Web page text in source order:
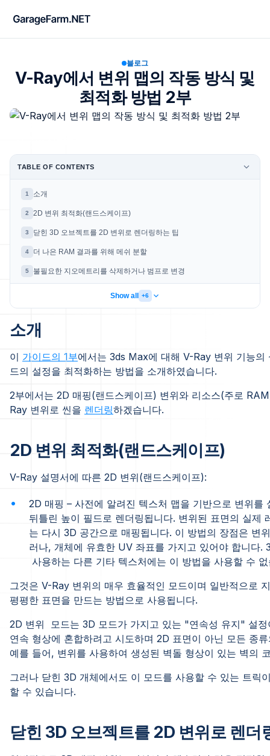
블로그
V-Ray에서 변위 맵의 작동 방식 및
최적화 방법 2부
소개
이 가이드의 1부에서는 3ds Max에 대해 V-Ray 변위 기능
드의 설정을 최적화하는 방법을 소개하였습니다.
2부에서는 2D 매핑(랜드스케이프) 변위와 리소스(주로
Ray 변위로 씬을 렌더링하겠습니다.
2D 변위 최적화(랜드스케이프)
V-Ray 설명서에 따른 2D 변위(랜드스케이프):
2D 매핑 – 사전에 알려진 텍스처 맵을 기반으로 변위
뒤틀린 높이 필드로 렌더링됩니다. 변위된 표면의 실제
는 다시 3D 공간으로 매핑됩니다. 이 방법의 장점은 변
러나, 개체에 유효한 UV 좌표를 가지고 있어야 합니다
사용하는 다른 기타 텍스처에는 이 방법을 사용할 수
그것은 V-Ray 변위의 매우 효율적인 모드이며 일반적으로
평평한 표면을 만드는 방법으로 사용됩니다.
2D 변위 모드는 3D 모드가 가지고 있는 "연속성 유지" 설
연속 형상에 혼합하려고 시도하며 2D 표면이 아닌 모든 종
예를 들어, 변위를 사용하여 생성된 벽돌 형상이 있는 벽
그러나 닫힌 3D 개체에서도 이 모드를 사용할 수 있는 트릭
할 수 있습니다.
닫힌 3D 오브젝트를 2D 변위로 렌더
TABLE OF CONTENTS
1 소개
2 2D 변위 최적화(랜드스케이프)
3 닫힌 3D 오브젝트를 2D 변위로 렌더링하는 팁
4 더 나은 RAM 결과를 위해 메쉬 분할
5 불필요한 지오메트리를 삭제하거나 범프로 변경
Show all +6